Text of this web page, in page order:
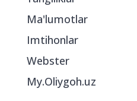
Ma'lumotlar
Imtihonlar
Webster
My.Oliygoh.uz